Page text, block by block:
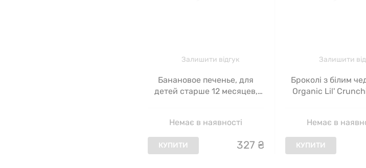
Залишити відгук
Банановое печенье, для
детей старше 12 месяцев,
Немає в наявності
КУПИТИ 327 ₴
Залишити
Броколі з білим
Organic Lil'
Немає в
КУПИТИ